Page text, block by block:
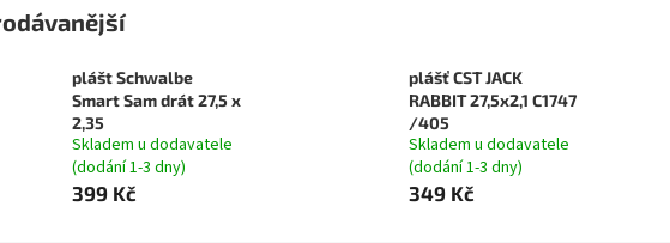
plášt Schwalbe
Smart Sam drát 27,5 x
2,35
Skladem u dodavatele
(dodání 1-3 dny)
399 Kč
plášť CST JACK
RABBIT 27,5x2,1 C1747
/405
Skladem u dodavatele
(dodání 1-3 dny)
349 Kč